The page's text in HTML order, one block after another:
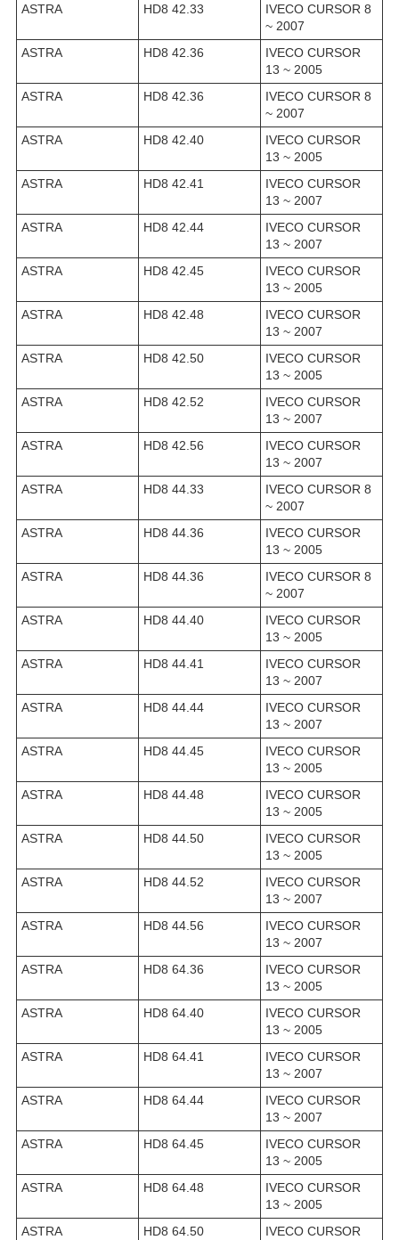
ASTRA
HD8 42.33
IVECO CURSOR 8
~ 2007
ASTRA
HD8 42.36
IVECO CURSOR
13 ~ 2005
ASTRA
HD8 42.36
IVECO CURSOR 8
~ 2007
ASTRA
HD8 42.40
IVECO CURSOR
13 ~ 2005
ASTRA
HD8 42.41
IVECO CURSOR
13 ~ 2007
ASTRA
HD8 42.44
IVECO CURSOR
13 ~ 2007
ASTRA
HD8 42.45
IVECO CURSOR
13 ~ 2005
ASTRA
HD8 42.48
IVECO CURSOR
13 ~ 2007
ASTRA
HD8 42.50
IVECO CURSOR
13 ~ 2005
ASTRA
HD8 42.52
IVECO CURSOR
13 ~ 2007
ASTRA
HD8 42.56
IVECO CURSOR
13 ~ 2007
ASTRA
HD8 44.33
IVECO CURSOR 8
~ 2007
ASTRA
HD8 44.36
IVECO CURSOR
13 ~ 2005
ASTRA
HD8 44.36
IVECO CURSOR 8
~ 2007
ASTRA
HD8 44.40
IVECO CURSOR
13 ~ 2005
ASTRA
HD8 44.41
IVECO CURSOR
13 ~ 2007
ASTRA
HD8 44.44
IVECO CURSOR
13 ~ 2007
ASTRA
HD8 44.45
IVECO CURSOR
13 ~ 2005
ASTRA
HD8 44.48
IVECO CURSOR
13 ~ 2005
ASTRA
HD8 44.50
IVECO CURSOR
13 ~ 2005
ASTRA
HD8 44.52
IVECO CURSOR
13 ~ 2007
ASTRA
HD8 44.56
IVECO CURSOR
13 ~ 2007
ASTRA
HD8 64.36
IVECO CURSOR
13 ~ 2005
ASTRA
HD8 64.40
IVECO CURSOR
13 ~ 2005
ASTRA
HD8 64.41
IVECO CURSOR
13 ~ 2007
ASTRA
HD8 64.44
IVECO CURSOR
13 ~ 2007
ASTRA
HD8 64.45
IVECO CURSOR
13 ~ 2005
ASTRA
HD8 64.48
IVECO CURSOR
13 ~ 2005
ASTRA
HD8 64.50
IVECO CURSOR